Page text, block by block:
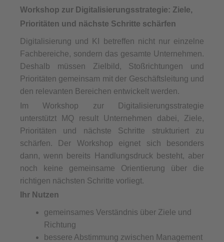
Workshop zur Digitalisierungsstrategie: Ziele,
Prioritäten und nächste Schritte schärfen
Digitalisierung und KI betreffen nicht nur einzelne
Fachbereiche, sondern das gesamte Unternehmen.
Deshalb müssen Zielbild, Stoßrichtungen und
Prioritäten gemeinsam mit der Geschäftsleitung und
den relevanten Bereichen entwickelt werden.
Im Workshop zur Digitalisierungsstrategie
unterstützt MQ result Unternehmen dabei, Ziele,
Prioritäten und nächste Schritte strukturiert zu
schärfen. Der Workshop eignet sich besonders
dann, wenn bereits Handlungsdruck besteht, aber
noch keine gemeinsame Orientierung über die
richtigen nächsten Schritte vorliegt.
Ihr Nutzen
gemeinsames Verständnis über Ziele und
Richtung
bessere Abstimmung zwischen Management